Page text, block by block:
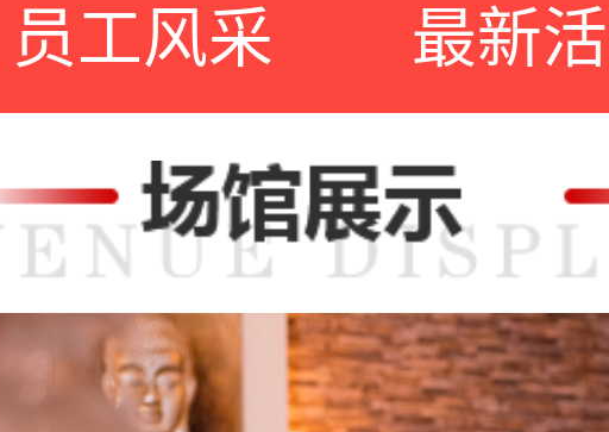
员工风采 最新